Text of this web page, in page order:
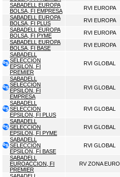
SABADELL EUROPA
BOLSA, FI EMPRESA
RVI EUROPA
SABADELL EUROPA
BOLSA, FI PLUS
RVI EUROPA
SABADELL EUROPA
BOLSA, FI PYME
RVI EUROPA
SABADELL EUROPA
BOLSA, FI BASE
RVI EUROPA
SABADELL
SELECCION
EPSILON, FI
PREMIER
RVI GLOBAL
SABADELL
SELECCION
EPSILON, FI
EMPRESA
RVI GLOBAL
SABADELL
SELECCION
EPSILON, FI PLUS
RVI GLOBAL
SABADELL
SELECCION
EPSILON, FI PYME
RVI GLOBAL
SABADELL
SELECCION
EPSILON, FI BASE
RVI GLOBAL
SABADELL
EUROACCION, FI
PREMIER
RV ZONA EURO